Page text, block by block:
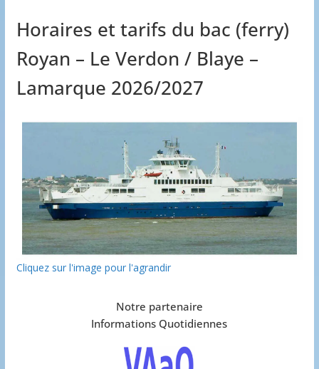
Horaires et tarifs du bac (ferry)
Royan – Le Verdon / Blaye –
Lamarque 2026/2027
Cliquez sur l'image pour l'agrandir
Notre partenaire
Informations Quotidiennes